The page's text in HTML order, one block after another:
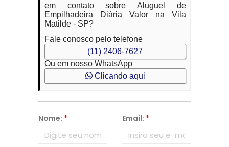
em contato sobre Aluguel de
Empilhadeira Diária Valor na Vila
Matilde - SP?
Fale conosco pelo telefone
(11) 2406-7627
Ou em nosso WhatsApp
Clicando aqui
Nome: * Email: *